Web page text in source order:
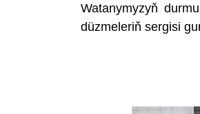
Watanymyzyň
düzmeleriň sergisi